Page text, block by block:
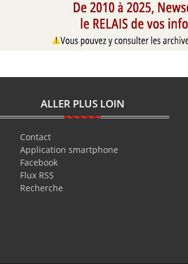
ALLER PLUS LOIN
Contact
Application smartphone
Facebook
Flux RSS
Recherche